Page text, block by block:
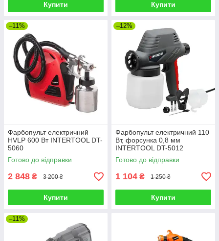
Купити Купити
–11%
Фарбопульт електричний
HVLP 600 Вт INTERTOOL DT-
5060
Готово до відправки
2 848 ₴ 3 200 ₴
Купити
–12%
Фарбопульт електричний 110
Вт, форсунка 0,8 мм
INTERTOOL DT-5012
Готово до відправки
1 104 ₴ 1 250 ₴
Купити
–11%